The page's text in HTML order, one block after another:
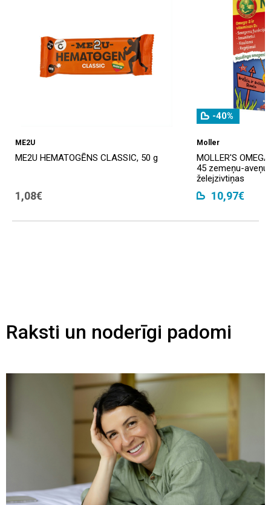
ME2U
ME2U HEMATOGĒNS CLASSIC, 50 g
1,08€
-40%
Moller
MOLLER'S
45 zemeņu-
želejzivtiņas
10,97€
Raksti un noderīgi padomi